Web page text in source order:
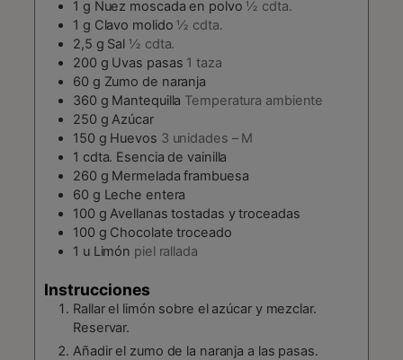
1 g Nuez moscada en polvo ½ cdta.
1 g Clavo molido ½ cdta.
2,5 g Sal ½ cdta.
200 g Uvas pasas 1 taza
60 g Zumo de naranja
360 g Mantequilla Temperatura ambiente
250 g Azúcar
150 g Huevos 3 unidades – M
1 cdta. Esencia de vainilla
260 g Mermelada frambuesa
60 g Leche entera
100 g Avellanas tostadas y troceadas
100 g Chocolate troceado
1 u Limón piel rallada
Instrucciones
Rallar el limón sobre el azúcar y mezclar.
Reservar.
Añadir el zumo de la naranja a las pasas.